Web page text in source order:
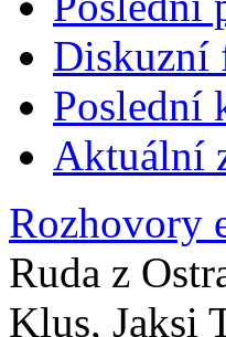
Diskuzní
Poslední
Aktuální
Rozhovory
Ruda z
Klus, Jaksi